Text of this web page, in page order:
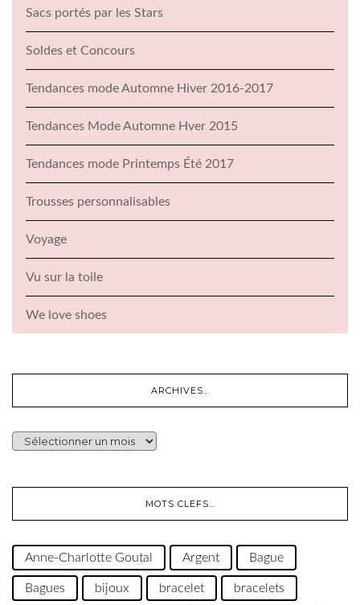
Sacs portés par les Stars
Soldes et Concours
Tendances mode Automne Hiver 2016-2017
Tendances Mode Automne Hver 2015
Tendances mode Printemps Été 2017
Trousses personnalisables
Voyage
Vu sur la toile
We love shoes
ARCHIVES…
ARCHIVES…
MOTS CLEFS…
Anne-Charlotte Goutal Argent Bague
Bagues bijoux bracelet bracelets